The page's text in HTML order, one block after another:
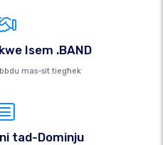
Isem .BAND
mas-sit tiegħek
tad-Dominju